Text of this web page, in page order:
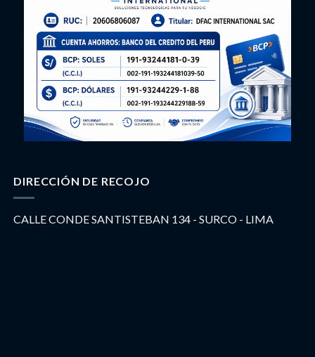
DIRECCIÓN DE RECOJO
CALLE CONDE SANTISTEBAN 134 - SURCO - LIMA